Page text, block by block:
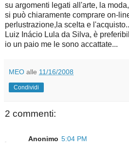
su argomenti legati all'arte, la
si può chiaramente comprare on-
perlustrazione,la scelta e
Luiz Inácio Lula da Silva, è
io un paio me le sono accattate...
MEO alle 11/16/2008
Condividi
2 commenti:
Anonimo 5:04 PM